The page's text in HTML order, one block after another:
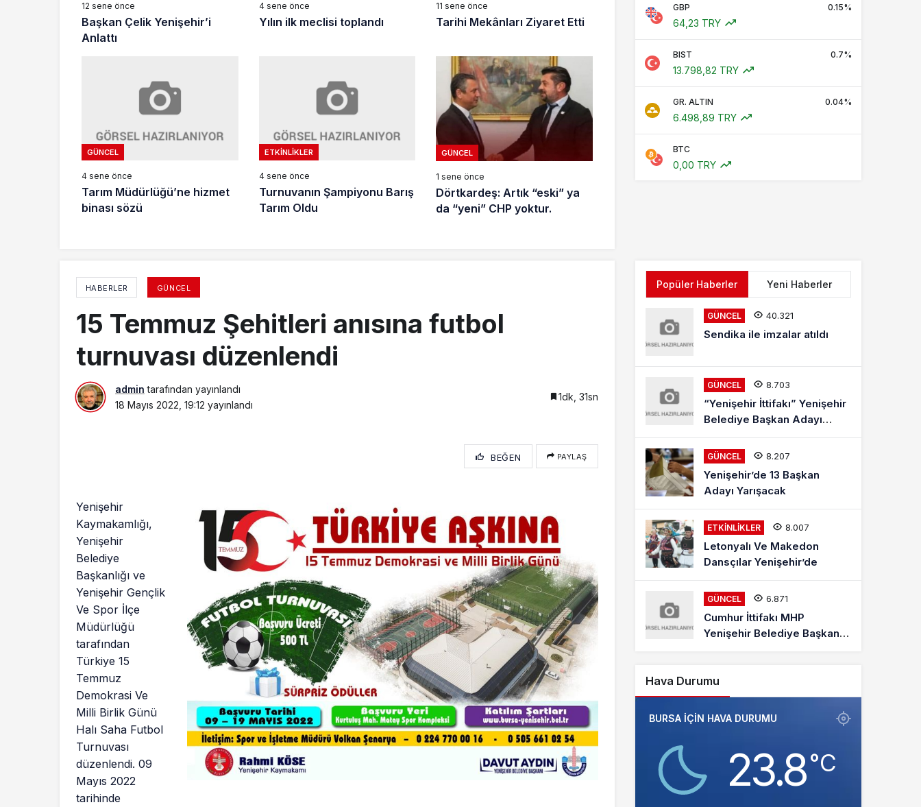
12 sene önce
Başkan Çelik Yenişehir’i
Anlattı
4 sene önce
Yılın ilk meclisi toplandı
11 sene önce
Tarihi Mekânları Ziyaret Etti
GÜNCEL
4 sene önce
Tarım Müdürlüğü’ne hizmet
binası sözü
ETKINLIKLER
4 sene önce
Turnuvanın Şampiyonu Barış
Tarım Oldu
GÜNCEL
1 sene önce
Dörtkardeş: Artık “eski” ya
da “yeni” CHP yoktur.
GBP 0.15%
64,23 TRY
BIST 0.7%
13.798,82 TRY
GR. ALTIN 0.04%
6.498,89 TRY
BTC
0,00 TRY
HABERLER GÜNCEL
15 Temmuz Şehitleri anısına futbol
turnuvası düzenlendi
admin tarafından yayınlandı
18 Mayıs 2022, 19:12 yayınlandı
1dk, 31sn
BEĞEN PAYLAŞ
Yenişehir
Kaymakamlığı,
Yenişehir
Belediye
Başkanlığı ve
Yenişehir Gençlik
Ve Spor İlçe
Müdürlüğü
tarafından
Türkiye 15
Temmuz
Demokrasi Ve
Milli Birlik Günü
Halı Saha Futbol
Turnuvası
düzenlendi. 09
Mayıs 2022
tarihinde
Popüler Haberler Yeni Haberler
GÜNCEL 40.321
Sendika ile imzalar atıldı
GÜNCEL 8.703
“Yenişehir İttifakı” Yenişehir
Belediye Başkan Adayı
Mehmet Kaya Röportajı
GÜNCEL 8.207
Yenişehir’de 13 Başkan
Adayı Yarışacak
ETKINLIKLER 8.007
Letonyalı Ve Makedon
Dansçılar Yenişehir’de
GÜNCEL 6.871
Cumhur İttifakı MHP
Yenişehir Belediye Başkan
Hava Durumu
BURSA IÇIN HAVA DURUMU
23.8‎°C